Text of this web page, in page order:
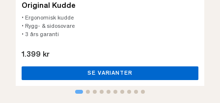
Original Kudde
• Ergonomisk kudde
• Rygg- & sidosovare
• 3 års garanti
1.399 kr
SE VARIANTER